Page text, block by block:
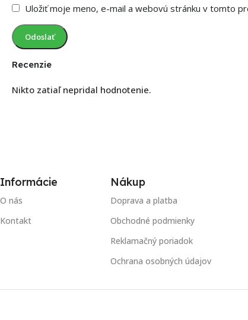
Recenzie
Nikto zatiaľ nepridal hodnotenie.
Uložiť moje meno, e-mail a webovú stránku v tomto
Informácie
O nás
Kontakt
Nákup
Doprava a platba
Obchodné podmienky
Reklamačný poriadok
Ochrana osobných údajov